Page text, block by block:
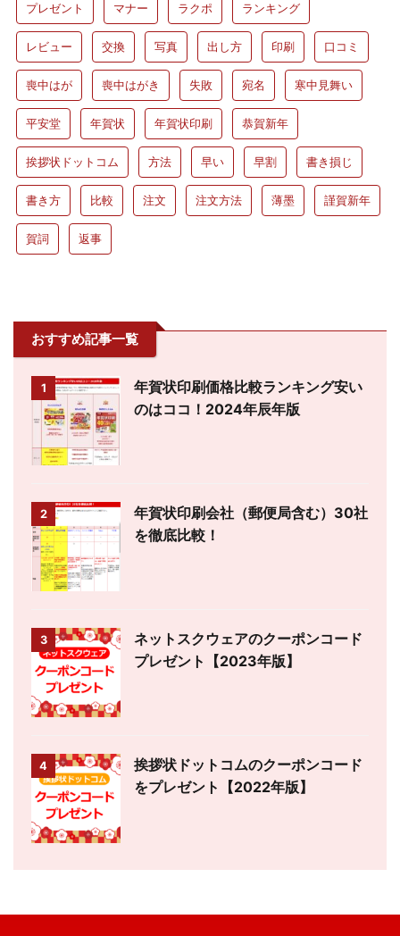
プレゼント マナー ラクポ ランキング
レビュー 交換 写真 出し方 印刷 口コミ
喪中はが 喪中はがき 失敗 宛名 寒中見舞い
平安堂 年賀状 年賀状印刷 恭賀新年
挨拶状ドットコム 方法 早い 早割 書き損じ
書き方 比較 注文 注文方法 薄墨 謹賀新年
賀詞 返事
おすすめ記事一覧
1
年賀状印刷価格比較ランキング安い
のはココ！2024年辰年版
2
年賀状印刷会社（郵便局含む）30社
を徹底比較！
3
ネットスクウェアのクーポンコード
プレゼント【2023年版】
4
挨拶状ドットコムのクーポンコード
をプレゼント【2022年版】